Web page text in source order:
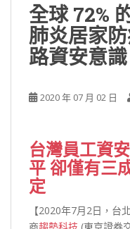
全球 72%
肺炎居家
路資安意識
2020 年 07 月 02 日
台灣員工資
平 卻僅有三
定
【2020年7月2日，台